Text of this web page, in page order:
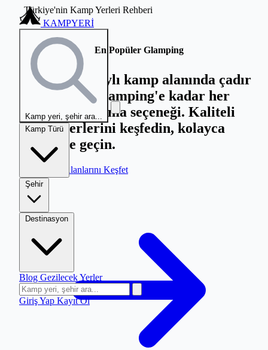
KAMPYERİ
Kamp yeri, şehir ara...
Kamp Türü
Şehir
Destinasyon
Blog Gezilecek Yerler
Giriş Yap Kayıt Ol
Türkiye'nin Kamp Yerleri Rehberi
Türkiye'nin
En Popüler Glamping
Yüzlerce onaylı kamp alanında çadır
kampından glamping'e kadar her
türlü konaklama seçeneği. Kaliteli
kamp yerlerini keşfedin, kolayca
iletişime geçin.
Kamp Alanlarını Keşfet